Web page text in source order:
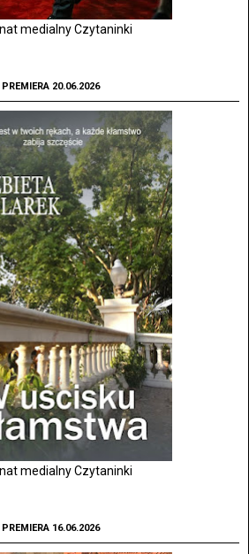
medialny Czytaninki
PREMIERA 20.06.2026
medialny Czytaninki
PREMIERA 16.06.2026